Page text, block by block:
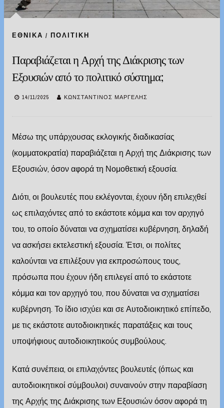
ΕΘΝΙΚΆ / ΠΟΛΙΤΙΚΉ
Παραβιάζεται η Αρχή της Διάκρισης των
Εξουσιών από το πολιτικό σύστημα;
14/11/2025 ΚΩΝΣΤΑΝΤΊΝΟΣ ΜΑΡΓΈΛΗΣ
Μέσω της υπάρχουσας εκλογικής διαδικασίας
(κομματοκρατία) παραβιάζεται η Αρχή της Διάκρισης των
Εξουσιών, όσον αφορά τη Νομοθετική εξουσία.
Διότι, οι βουλευτές που εκλέγονται, έχουν ήδη επιλεχθεί
ως επιλαχόντες από το εκάστοτε κόμμα και τον αρχηγό
του, το οποίο δύναται να σχηματίσει κυβέρνηση, δηλαδή
να ασκήσει εκτελεστική εξουσία. Έτσι, οι πολίτες
καλούνται να επιλέξουν για εκπροσώπους τους,
πρόσωπα που έχουν ήδη επιλεγεί από το εκάστοτε
κόμμα και τον αρχηγό του, που δύναται να σχηματίσει
κυβέρνηση. Το ίδιο ισχύει και σε Αυτοδιοικητικό επίπεδο,
με τις εκάστοτε αυτοδιοικητικές παρατάξεις και τους
υποψήφιους αυτοδιοικητικούς συμβούλους.
Κατά συνέπεια, οι επιλαχόντες βουλευτές (όπως και
αυτοδιοικητικοί σύμβουλοι) συναινούν στην παραβίαση
της Αρχής της Διάκρισης των Εξουσιών όσον αφορά τη